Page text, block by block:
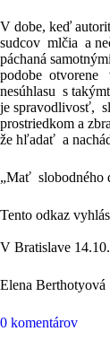
V dobe, keď
sudcov mlčia a
páchaná
podobe otvorene
nesúhlasu s
je spravodlivosť,
prostriedkom a
že hľadať a
„Mať slobodného
Tento odkaz
V Bratislave
Elena Berthotyová
0 komentárov